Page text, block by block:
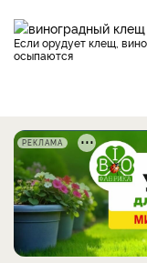
Если орудует клещ, виноградные листья засыхают, скручивают,
осыпаются
РЕКЛАМА